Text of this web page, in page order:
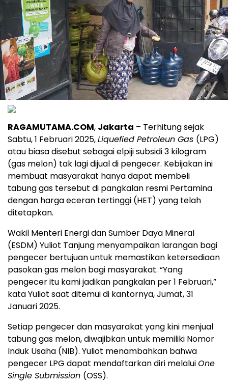
RAGAMUTAMA.COM, Jakarta – Terhitung sejak
Sabtu, 1 Februari 2025,Liquefied Petroleun Gas (LPG)
atau biasa disebut sebagai elpiji subsidi 3 kilogram
(gas melon) tak lagi dijual di pengecer. Kebijakan ini
membuat masyarakat hanya dapat membeli
tabung gas tersebut di pangkalan resmi Pertamina
dengan harga eceran tertinggi (HET) yang telah
ditetapkan.
Wakil Menteri Energi dan Sumber Daya Mineral
(ESDM) Yuliot Tanjung menyampaikan larangan bagi
pengecer bertujuan untuk memastikan ketersediaan
pasokan gas melon bagi masyarakat. “Yang
pengecer itu kami jadikan pangkalan per 1 Februari,”
kata Yuliot saat ditemui di kantornya, Jumat, 31
Januari 2025.
Setiap pengecer dan masyarakat yang kini menjual
tabung gas melon, diwajibkan untuk memiliki Nomor
Induk Usaha (NIB). Yuliot menambahkan bahwa
pengecer LPG dapat mendaftarkan diri melaluiOne
Single Submission (OSS).